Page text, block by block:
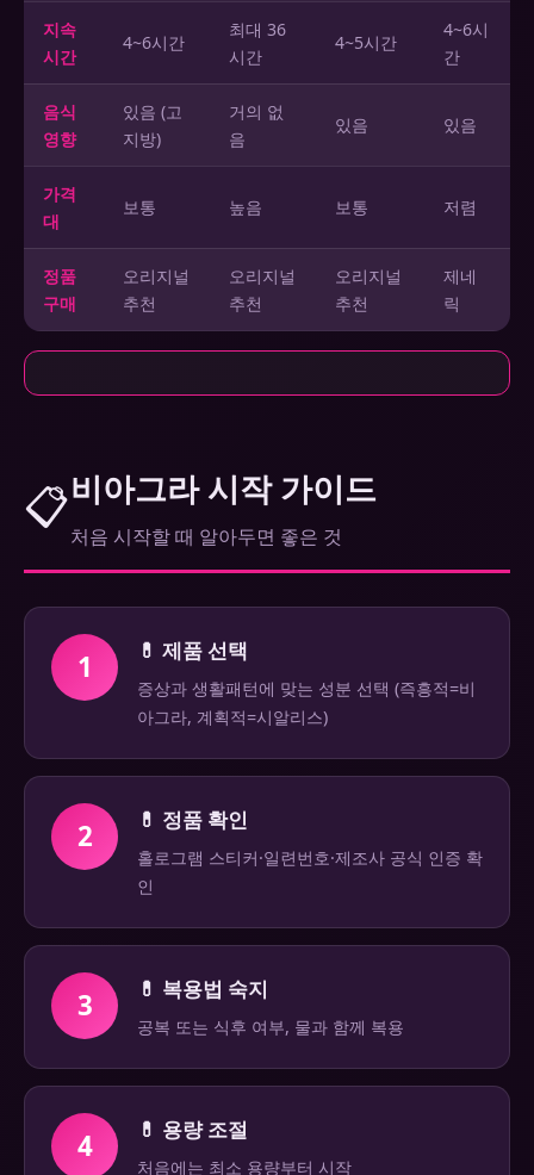
지속
시간
4~6시간
최대 36
시간
4~5시간
4~6시
간
음식
영향
있음 (고
지방)
거의 없
음
있음 있음
가격
대
보통 높음 보통 저렴
정품
구매
오리지널
추천
오리지널
추천
오리지널
추천
제네
릭
📋비아그라 시작 가이드
처음 시작할 때 알아두면 좋은 것
1 💊 제품 선택
증상과 생활패턴에 맞는 성분 선택 (즉흥적=비
아그라, 계획적=시알리스)
2 💊 정품 확인
홀로그램 스티커·일련번호·제조사 공식 인증 확
인
3 💊 복용법 숙지
공복 또는 식후 여부, 물과 함께 복용
4 💊 용량 조절
처음에는 최소 용량부터 시작